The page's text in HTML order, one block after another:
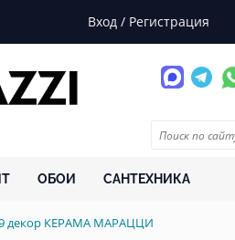
Вход / Регистрация
ОБОИ САНТЕХНИКА
декор КЕРАМА МАРАЦЦИ